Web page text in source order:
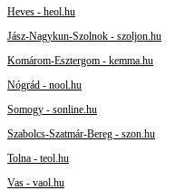
Heves - heol.hu
Jász-Nagykun-Szolnok - szoljon.hu
Komárom-Esztergom - kemma.hu
Nógrád - nool.hu
Somogy - sonline.hu
Szabolcs-Szatmár-Bereg - szon.hu
Tolna - teol.hu
Vas - vaol.hu